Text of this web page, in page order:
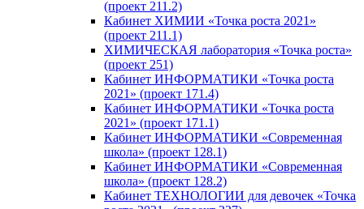
(проект 211.2)
Кабинет ХИМИИ «Точка роста 2021»
(проект 211.1)
ХИМИЧЕСКАЯ лаборатория «Точка роста»
(проект 251)
Кабинет ИНФОРМАТИКИ «Точка роста
2021» (проект 171.4)
Кабинет ИНФОРМАТИКИ «Точка роста
2021» (проект 171.1)
Кабинет ИНФОРМАТИКИ «Современная
школа» (проект 128.1)
Кабинет ИНФОРМАТИКИ «Современная
школа» (проект 128.2)
Кабинет ТЕХНОЛОГИИ для девочек «Точка